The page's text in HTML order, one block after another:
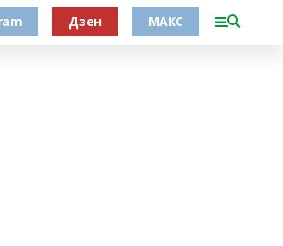
Дзен МАКС